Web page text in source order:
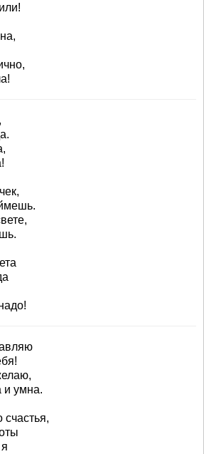
и умна.